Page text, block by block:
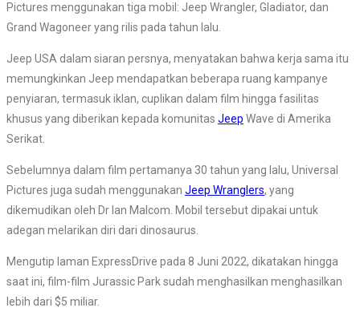
Pictures menggunakan tiga mobil: Jeep Wrangler, Gladiator, dan
Grand Wagoneer yang rilis pada tahun lalu.
Jeep USA dalam siaran persnya, menyatakan bahwa kerja sama itu
memungkinkan Jeep mendapatkan beberapa ruang kampanye
penyiaran, termasuk iklan, cuplikan dalam film hingga fasilitas
khusus yang diberikan kepada komunitas Jeep Wave di Amerika
Serikat.
Sebelumnya dalam film pertamanya 30 tahun yang lalu, Universal
Pictures juga sudah menggunakan Jeep Wranglers, yang
dikemudikan oleh Dr Ian Malcom. Mobil tersebut dipakai untuk
adegan melarikan diri dari dinosaurus.
Mengutip laman ExpressDrive pada 8 Juni 2022, dikatakan hingga
saat ini, film-film Jurassic Park sudah menghasilkan menghasilkan
lebih dari $5 miliar.